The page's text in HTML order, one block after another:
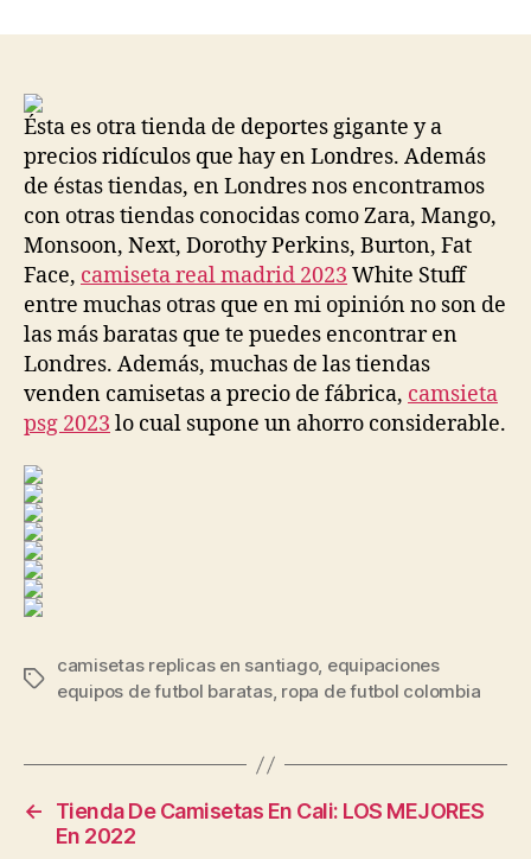
Ésta es otra tienda de deportes gigante y a
precios ridículos que hay en Londres. Además
de éstas tiendas, en Londres nos encontramos
con otras tiendas conocidas como Zara, Mango,
Monsoon, Next, Dorothy Perkins, Burton, Fat
Face, camiseta real madrid 2023 White Stuff
entre muchas otras que en mi opinión no son de
las más baratas que te puedes encontrar en
Londres. Además, muchas de las tiendas
venden camisetas a precio de fábrica, camsieta
psg 2023 lo cual supone un ahorro considerable.
Etiquetas
camisetas replicas en santiago, equipaciones
equipos de futbol baratas, ropa de futbol colombia
←
Tienda De Camisetas En Cali: LOS MEJORES
En 2022